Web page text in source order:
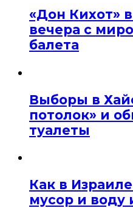
«Дон Кихот»
вечера с
балета
Выборы в
потолок» и
туалеты
Как в
мусор и воду